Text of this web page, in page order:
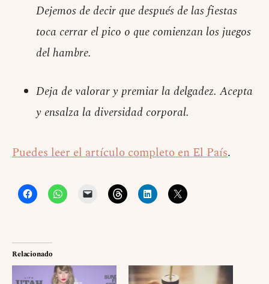
Dejemos de decir que después de las fiestas
toca cerrar el pico o que comienzan los juegos
del hambre.
Deja de valorar y premiar la delgadez. Acepta
y ensalza la diversidad corporal.
Puedes leer el artículo completo en El País.
Relacionado